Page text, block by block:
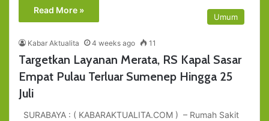
Read More »
Umum
Kabar Aktualita 4 weeks ago 11
Targetkan Layanan Merata, RS Kapal Sasar
Empat Pulau Terluar Sumenep Hingga 25
Juli
SURABAYA : ( KABARAKTUALITA.COM ) – Rumah Sakit